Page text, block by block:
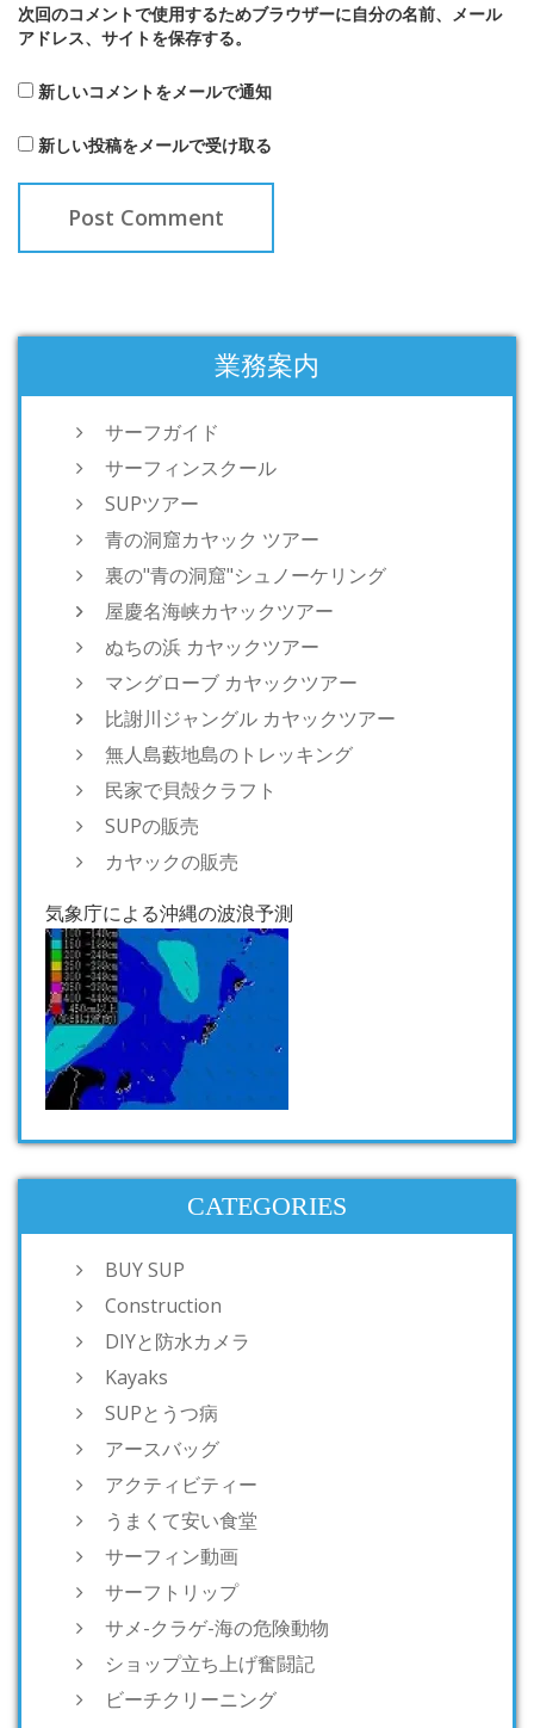
次回のコメントで使用するためブラウザーに自分の名前、メール
アドレス、サイトを保存する。
新しいコメントをメールで通知
新しい投稿をメールで受け取る
業務案内
サーフガイド
サーフィンスクール
SUPツアー
青の洞窟カヤック ツアー
裏の"青の洞窟"シュノーケリング
屋慶名海峡カヤックツアー
ぬちの浜 カヤックツアー
マングローブ カヤックツアー
比謝川ジャングル カヤックツアー
無人島藪地島のトレッキング
民家で貝殻クラフト
SUPの販売
カヤックの販売
気象庁による沖縄の波浪予測
CATEGORIES
BUY SUP
Construction
DIYと防水カメラ
Kayaks
SUPとうつ病
アースバッグ
アクティビティー
うまくて安い食堂
サーフィン動画
サーフトリップ
サメ-クラゲ-海の危険動物
ショップ立ち上げ奮闘記
ビーチクリーニング